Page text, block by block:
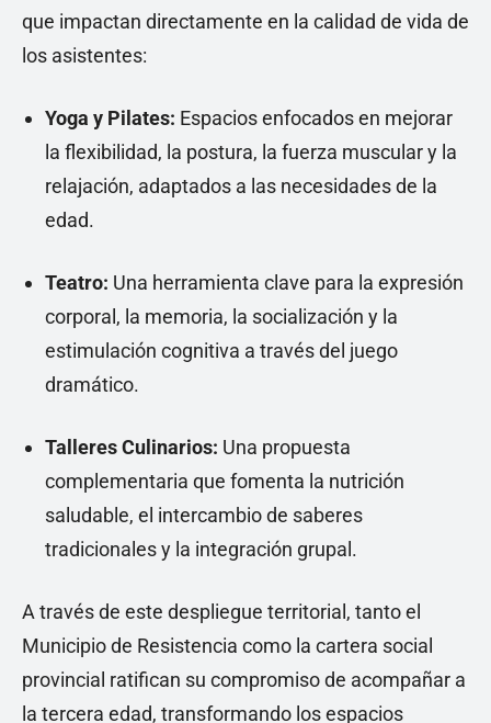
que impactan directamente en la calidad de vida de
los asistentes:
Yoga y Pilates: Espacios enfocados en mejorar
la flexibilidad, la postura, la fuerza muscular y la
relajación, adaptados a las necesidades de la
edad.
Teatro: Una herramienta clave para la expresión
corporal, la memoria, la socialización y la
estimulación cognitiva a través del juego
dramático.
Talleres Culinarios: Una propuesta
complementaria que fomenta la nutrición
saludable, el intercambio de saberes
tradicionales y la integración grupal.
A través de este despliegue territorial, tanto el
Municipio de Resistencia como la cartera social
provincial ratifican su compromiso de acompañar a
la tercera edad, transformando los espacios